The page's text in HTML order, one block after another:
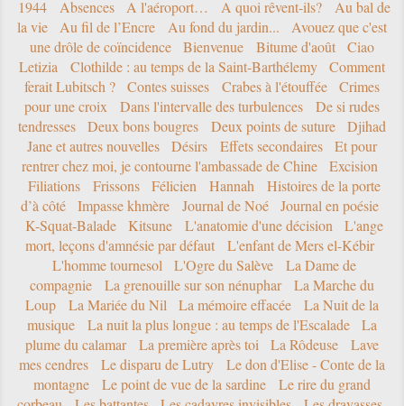
1944 Absences A l'aéroport… A quoi rêvent-ils?
Au bal de
la vie
Au fil de l’Encre Au fond du jardin...
Avouez que c'est
une drôle de coïncidence
Bienvenue Bitume d'août
Ciao
Letizia
Clothilde : au temps de la Saint-Barthélemy
Comment
ferait Lubitsch ?
Contes suisses Crabes à l'étouffée
Crimes
pour une croix
Dans l'intervalle des turbulences
De si rudes
tendresses
Deux bons bougres Deux points de suture
Djihad
Jane et autres nouvelles
Désirs Effets secondaires
Et pour
rentrer chez moi, je contourne l'ambassade de Chine
Excision
Filiations
Frissons Félicien Hannah
Histoires de la porte
d’à côté
Impasse khmère Journal de Noé
Journal en poésie
K-Squat-Balade
Kitsune L'anatomie d'une décision
L'ange
mort, leçons d'amnésie par défaut
L'enfant de Mers el-Kébir
L'homme tournesol
L'Ogre du Salève
La Dame de
compagnie
La grenouille sur son nénuphar
La Marche du
Loup
La Mariée du Nil La mémoire effacée
La Nuit de la
musique
La nuit la plus longue : au temps de l'Escalade
La
plume du calamar
La première après toi La Rôdeuse
Lave
mes cendres
Le disparu de Lutry
Le don d'Elise - Conte de la
montagne
Le point de vue de la sardine
Le rire du grand